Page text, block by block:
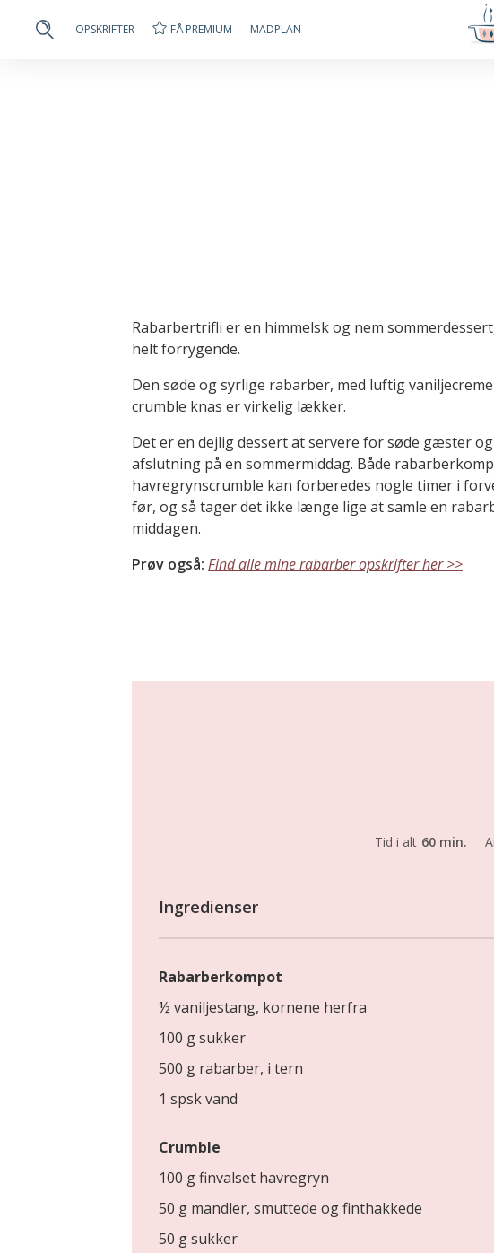
OPSKRIFTER FÅ PREMIUM MADPLAN
Rabarbertrifli er en himmelsk og nem
helt forrygende.
Den søde og syrlige rabarber, med luftig
crumble knas er virkelig lækker.
Det er en dejlig dessert at servere for søde gæster
afslutning på en sommermiddag. Både
havregrynscrumble kan forberedes nogle timer i
før, og så tager det ikke længe lige at samle en
middagen.
Prøv også: Find alle mine rabarber opskrifter her >>
Tid i alt 60 min.
Ingredienser
Rabarberkompot
½ vaniljestang, kornene herfra
100 g sukker
500 g rabarber, i tern
1 spsk vand
Crumble
100 g finvalset havregryn
50 g mandler, smuttede og finthakkede
50 g sukker